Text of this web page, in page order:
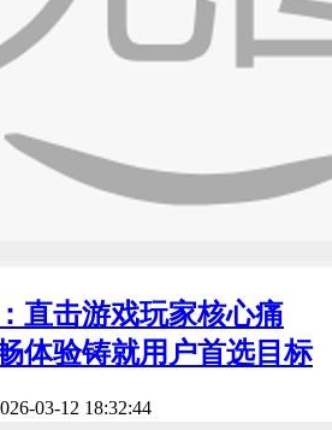
直击游戏玩家核心痛
体验铸就用户首选目标
03-12 18:32:44